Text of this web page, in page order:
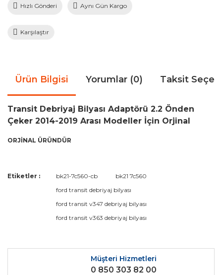
Hızlı Gönderi Aynı Gün Kargo
Karşılaştır
Ürün Bilgisi Yorumlar (0) Taksit
Transit Debriyaj Bilyası Adaptörü 2.2 Önden
Çeker 2014-2019 Arası Modeller İçin Orjinal
ORJİNAL ÜRÜNDÜR
Bu ürüne ilk yorumu siz yapın!
Yorum Yaz
Bu ürünün fiyat bilgisi, resim, ürün açıklamalarında ve diğer
kullanarak tarafımıza iletebilirsiniz.
Görüş ve önerileriniz için teşekkür ederiz.
Ürün bilgilerinde hatalar bulunuyor.
Ürün fiyatı diğer sitelerden daha pahalı.
Etiketler : bk21-7c560-cb
bk21 7c560
ford transit debriyaj bilyası
ford transit v347 debriyaj bilyası
ford transit v363 debriyaj bilyası
Müşteri Hizmetleri
0 850 303 82 00